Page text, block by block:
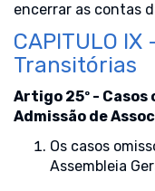
encerrar as contas
CAPITULO
Transitórias
Artigo 25º - Casos
Admissão de
Os casos
Assembleia